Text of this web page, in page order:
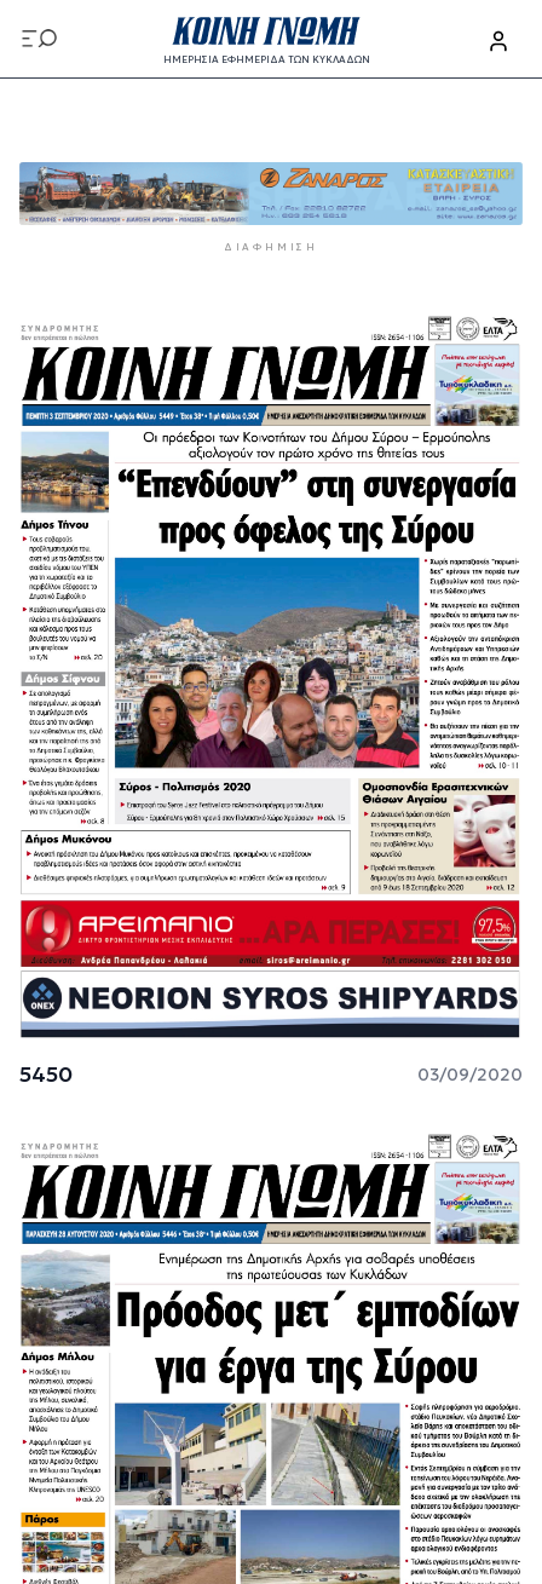
Παράκαμψη προς το κυρίως περιεχόμενο
ΗΜΕΡΗΣΙΑ ΕΦΗΜΕΡΙΔΑ ΤΩΝ ΚΥΚΛΑΔΩΝ
ΔΙΑΦΉΜΙΣΗ
5450 03/09/2020